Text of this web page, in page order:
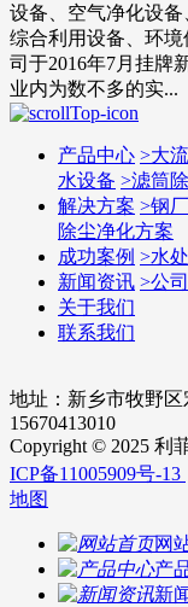
设备、空气净化设
综合利用设备、环
司于2016年7月挂牌
业内为数不多的实...
产品中心 >大
水设备 >滤筒
解决方案 >钢
除尘净化方案
成功案例 >水
新闻资讯 >公
关于我们
联系我们
地址：新乡市牧野
15670413010
Copyright © 2025 利
ICP备11005909号-13
地图
网
产
新